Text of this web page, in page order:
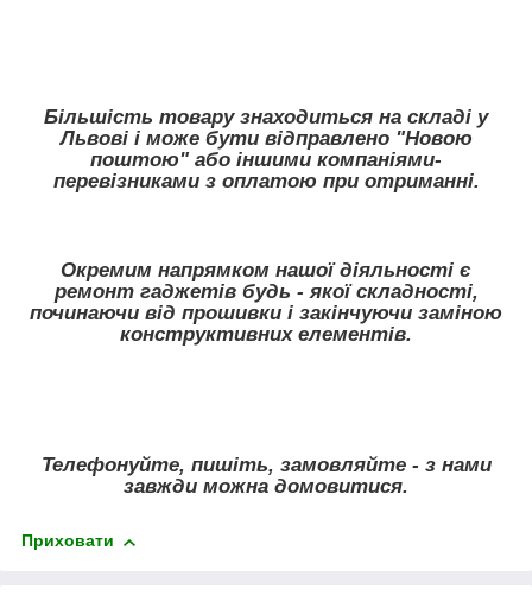
Більшість товару знаходиться на складі у
Львові і може бути відправлено "Новою
поштою" або іншими компаніями-
перевізниками з оплатою при отриманні.
Окремим напрямком нашої діяльності є
ремонт гаджетів будь - якої складності,
починаючи від прошивки і закінчуючи заміною
конструктивних елементів.
Телефонуйте, пишіть, замовляйте - з нами
завжди можна домовитися.
Приховати